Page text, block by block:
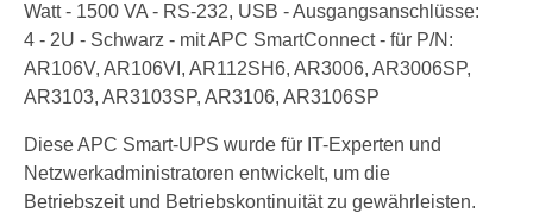
Watt - 1500 VA - RS-232, USB - Ausgangsanschlüsse:
4 - 2U - Schwarz - mit APC SmartConnect - für P/N:
AR106V, AR106VI, AR112SH6, AR3006, AR3006SP,
AR3103, AR3103SP, AR3106, AR3106SP
Diese APC Smart-UPS wurde für IT-Experten und
Netzwerkadministratoren entwickelt, um die
Betriebszeit und Betriebskontinuität zu gewährleisten.